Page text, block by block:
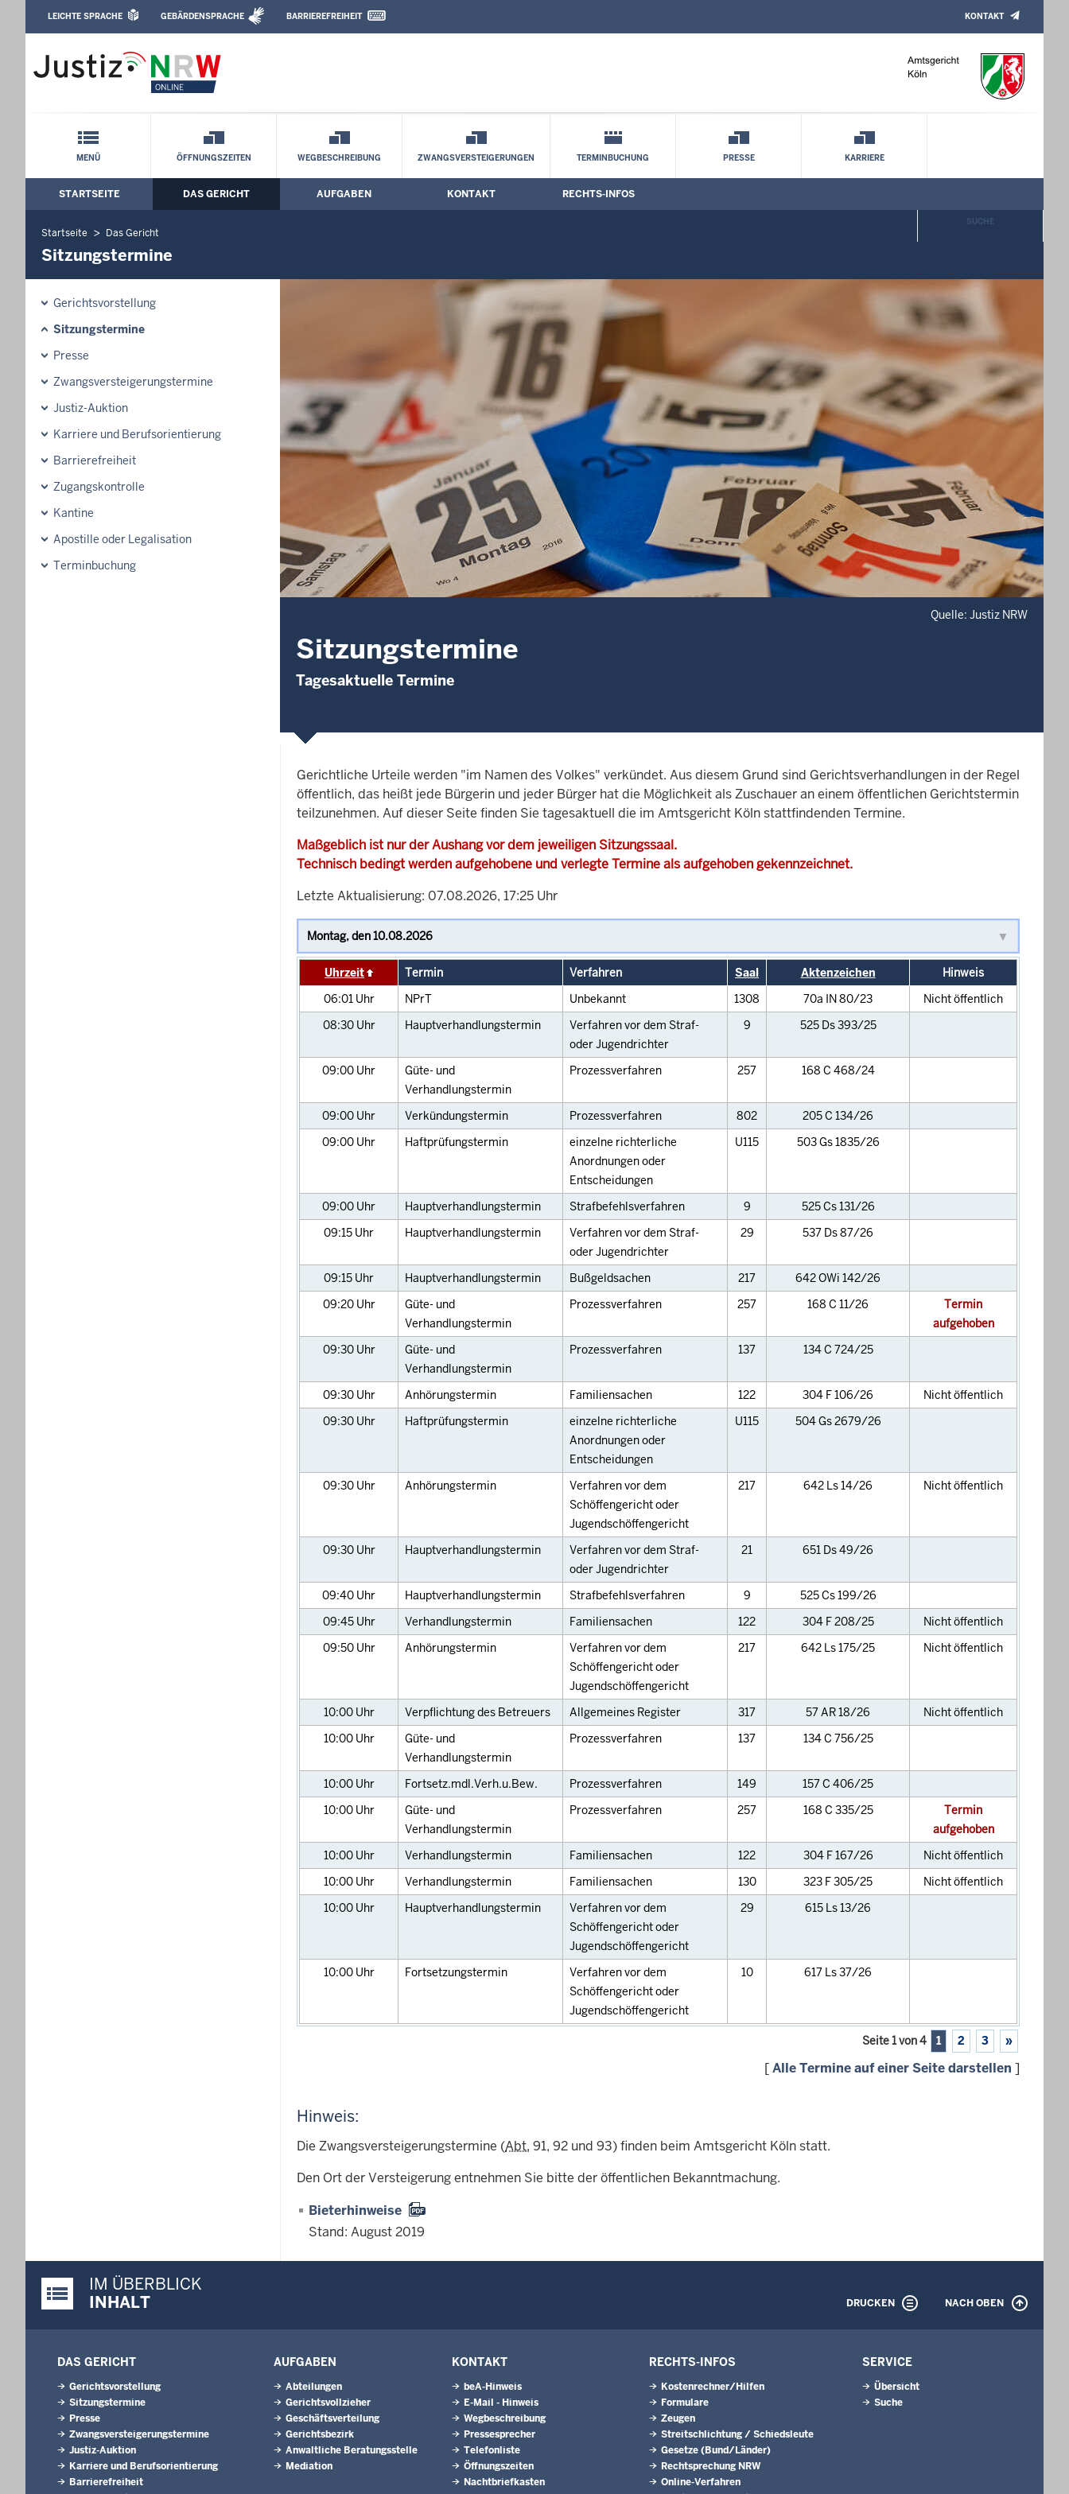
Amtsgericht Köln: Sitzungstermine
Leichte Sprache, Gebärdensprachenvideo und Kontaktformular
LEICHTE SPRACHE GEBÄRDENSPRACHE BARRIEREFREIHEIT KONTAKT
Schnellnavigation mit Volltext-Suche
MENÜ ÖFFNUNGSZEITEN WEGBESCHREIBUNG ZWANGSVERSTEIGERUNGEN TERMINBUCHUNG PRESSE KARRIERE
SUCHE
Hauptmenü: Hauptnavigation
STARTSEITE DAS GERICHT AUFGABEN KONTAKT RECHTS-INFOS
Startseite Das Gericht
Sitzungstermine
Gerichtsvorstellung
Sitzungstermine
Presse
Zwangsversteigerungs­termine
Justiz-Auktion
Karriere und Berufsorientierung
Barrierefreiheit
Zugangskontrolle
Kantine
Apostille oder Legalisation
Terminbuchung
Quelle: Justiz NRW
Sitzungstermine
Tagesaktuelle Termine
Gerichtliche Urteile werden "im Namen des Volkes" verkündet. Aus diesem Grund sind Gerichtsverhandlungen in der Regel
öffentlich, das heißt jede Bürgerin und jeder Bürger hat die Möglichkeit als Zuschauer an einem öffentlichen Gerichtstermin
teilzunehmen. Auf dieser Seite finden Sie tagesaktuell die im Amtsgericht Köln stattfindenden Termine.
Maßgeblich ist nur der Aushang vor dem jeweiligen Sitzungssaal.
Technisch bedingt werden aufgehobene und verlegte Termine als aufgehoben gekennzeichnet.
Letzte Aktualisierung: 07.08.2026, 17:25 Uhr
Uhrzeit Termin Verfahren Saal Aktenzeichen
Hinweis
06:01 Uhr NPrT Unbekannt 1308 70a IN 80/23
Nicht öffentlich
08:30 Uhr Hauptverhandlungstermin
Verfahren vor dem Straf-
oder Jugendrichter
9 525 Ds 393/25
09:00 Uhr
Güte- und
Verhandlungstermin
Prozessverfahren 257 168 C 468/24
09:00 Uhr Verkündungstermin Prozessverfahren 802
205 C 134/26
09:00 Uhr Haftprüfungstermin
einzelne richterliche
Anordnungen oder
Entscheidungen
U115 503 Gs 1835/26
09:00 Uhr Hauptverhandlungstermin Strafbefehlsverfahren 9
525 Cs 131/26
09:15 Uhr Hauptverhandlungstermin
Verfahren vor dem Straf-
oder Jugendrichter
29 537 Ds 87/26
09:15 Uhr Hauptverhandlungstermin Bußgeldsachen 217
642 OWi 142/26
09:20 Uhr
Güte- und
Verhandlungstermin
Prozessverfahren 257 168 C 11/26
Termin
aufgehoben
09:30 Uhr
Güte- und
Verhandlungstermin
Prozessverfahren 137 134 C 724/25
09:30 Uhr Anhörungstermin Familiensachen 122 304 F 106/26
Nicht öffentlich
09:30 Uhr Haftprüfungstermin
einzelne richterliche
Anordnungen oder
Entscheidungen
U115 504 Gs 2679/26
09:30 Uhr Anhörungstermin
Verfahren vor dem
Schöffengericht oder
Jugendschöffengericht
217 642 Ls 14/26 Nicht öffentlich
09:30 Uhr Hauptverhandlungstermin
Verfahren vor dem Straf-
oder Jugendrichter
21 651 Ds 49/26
09:40 Uhr Hauptverhandlungstermin Strafbefehlsverfahren 9
525 Cs 199/26
09:45 Uhr Verhandlungstermin Familiensachen 122 304 F 208/25
Nicht öffentlich
09:50 Uhr Anhörungstermin
Verfahren vor dem
Schöffengericht oder
Jugendschöffengericht
217 642 Ls 175/25 Nicht öffentlich
10:00 Uhr Verpflichtung des Betreuers Allgemeines Register 317 57 AR 18/26
Nicht öffentlich
10:00 Uhr
Güte- und
Verhandlungstermin
Prozessverfahren 137 134 C 756/25
10:00 Uhr Fortsetz.mdl.Verh.u.Bew. Prozessverfahren 149
157 C 406/25
10:00 Uhr
Güte- und
Verhandlungstermin
Prozessverfahren 257 168 C 335/25
Termin
aufgehoben
10:00 Uhr Verhandlungstermin Familiensachen 122 304 F 167/26
Nicht öffentlich
10:00 Uhr Verhandlungstermin Familiensachen 130 323 F 305/25
Nicht öffentlich
10:00 Uhr Hauptverhandlungstermin
Verfahren vor dem
Schöffengericht oder
Jugendschöffengericht
29 615 Ls 13/26
10:00 Uhr Fortsetzungstermin
Verfahren vor dem
Schöffengericht oder
Jugendschöffengericht
10 617 Ls 37/26
Seite 1 von 4 1 2 3 »
[Alle Termine auf einer Seite darstellen ]
Hinweis:
Die Zwangsversteigerungstermine (Abt. 91, 92 und 93) finden beim Amtsgericht Köln statt.
Den Ort der Versteigerung entnehmen Sie bitte der öffentlichen Bekanntmachung.
Bieterhinweise
Stand: August 2019
Justiz-Portal im Überblick:
IM ÜBERBLICK
INHALT
DRUCKEN NACH OBEN
DAS GERICHT
Gerichtsvorstellung
Sitzungstermine
Presse
Zwangsversteigerungs­termine
Justiz-Auktion
Karriere und Berufsorientierung
Barrierefreiheit
AUFGABEN
Abteilungen
Gerichtsvollzieher
Geschäftsverteilung
Gerichtsbezirk
Anwaltliche Beratungsstelle
Mediation
KONTAKT
beA-Hinweis
E-Mail - Hinweis
Wegbeschreibung
Pressesprecher
Telefonliste
Öffnungszeiten
Nachtbriefkasten
RECHTS-INFOS
Kostenrechner/Hilfen
Formulare
Zeugen
Streitschlichtung / Schiedsleute
Gesetze (Bund/Länder)
Rechtsprechung NRW
Online-Verfahren
SERVICE
Übersicht
Suche